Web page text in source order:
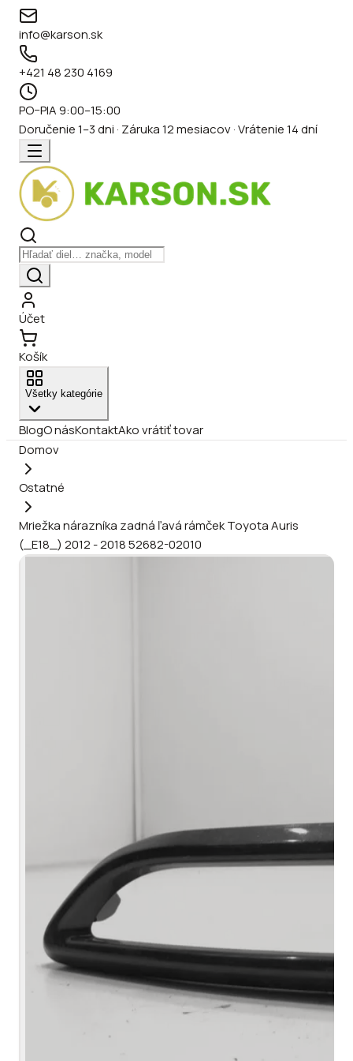
info@karson.sk
+421 48 230 4169
PO–PIA 9:00–15:00
Doručenie 1–3 dni · Záruka 12 mesiacov · Vrátenie 14 dní
Účet
Košík
Všetky kategórie
BlogO násKontaktAko vrátiť tovar
Domov
Ostatné
Mriežka nárazníka zadná ľavá rámček Toyota Auris
(_E18_) 2012 - 2018 52682-02010